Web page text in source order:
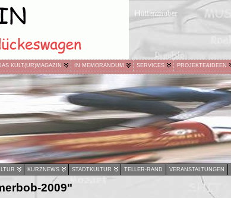
KULT(UR)MAGAZIN IN MEMORANDUM SERVICES PROJEKTE&IDEEN
KURZNEWS STADTKULTUR TELLER-RAND VERANSTALTUNGEN
2009"